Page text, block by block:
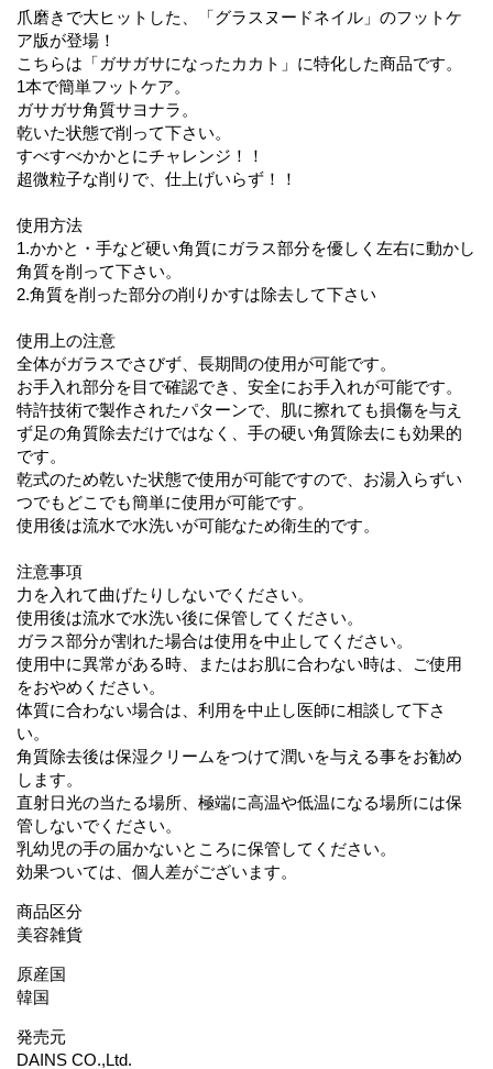
爪磨きで大ヒットした、「グラスヌードネイル」のフットケ
ア版が登場！
こちらは「ガサガサになったカカト」に特化した商品です。
1本で簡単フットケア。
ガサガサ角質サヨナラ。
乾いた状態で削って下さい。
すべすべかかとにチャレンジ！！
超微粒子な削りで、仕上げいらず！！
使用方法
1.かかと・手など硬い角質にガラス部分を優しく左右に動かし
角質を削って下さい。
2.角質を削った部分の削りかすは除去して下さい
使用上の注意
全体がガラスでさびず、長期間の使用が可能です。
お手入れ部分を目で確認でき、安全にお手入れが可能です。
特許技術で製作されたパターンで、肌に擦れても損傷を与え
ず足の角質除去だけではなく、手の硬い角質除去にも効果的
です。
乾式のため乾いた状態で使用が可能ですので、お湯入らずい
つでもどこでも簡単に使用が可能です。
使用後は流水で水洗いが可能なため衛生的です。
注意事項
力を入れて曲げたりしないでください。
使用後は流水で水洗い後に保管してください。
ガラス部分が割れた場合は使用を中止してください。
使用中に異常がある時、またはお肌に合わない時は、ご使用
をおやめください。
体質に合わない場合は、利用を中止し医師に相談して下さ
い。
角質除去後は保湿クリームをつけて潤いを与える事をお勧め
します。
直射日光の当たる場所、極端に高温や低温になる場所には保
管しないでください。
乳幼児の手の届かないところに保管してください。
効果ついては、個人差がございます。
商品区分
美容雑貨
原産国
韓国
発売元
DAINS CO.,Ltd.